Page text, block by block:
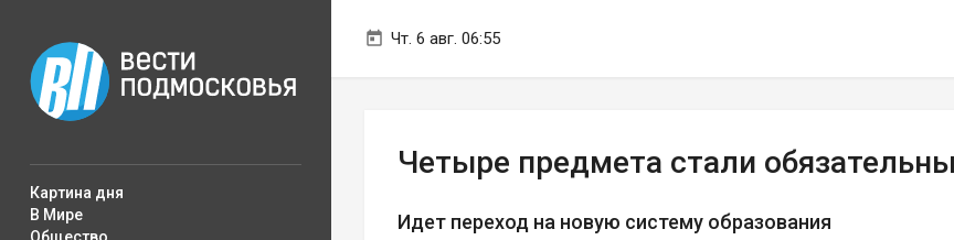
Чт. 6 авг. 06:55
Картина дня
В Мире
Четыре предмета стали
Идет переход на новую систему образования